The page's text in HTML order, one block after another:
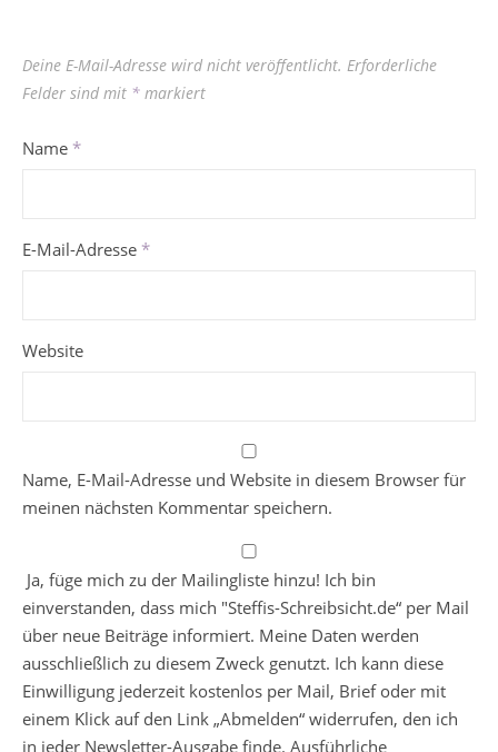
Deine E-Mail-Adresse wird nicht veröffentlicht. Erforderliche
Felder sind mit * markiert
Name *
E-Mail-Adresse *
Website
Name, E-Mail-Adresse und Website in diesem Browser für
meinen nächsten Kommentar speichern.
Ja, füge mich zu der Mailingliste hinzu! Ich bin
einverstanden, dass mich "Steffis-Schreibsicht.de“ per Mail
über neue Beiträge informiert. Meine Daten werden
ausschließlich zu diesem Zweck genutzt. Ich kann diese
Einwilligung jederzeit kostenlos per Mail, Brief oder mit
einem Klick auf den Link „Abmelden“ widerrufen, den ich
in jeder Newsletter-Ausgabe finde. Ausführliche